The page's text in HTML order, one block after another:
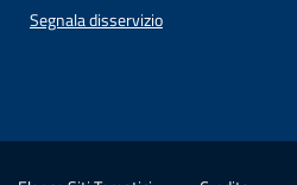
Segnala disservizio